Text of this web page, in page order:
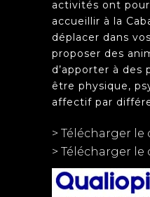
activités ont
accueillir à la
déplacer dans
proposer des
d’apporter à des
être physique,
affectif par
> Télécharger
> Télécharger